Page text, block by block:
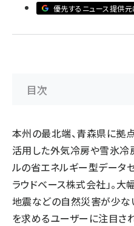
abc123 (1376)
優先するニュース提供
目次
本州の最北端、青森県に拠
活用した外気冷房や雪氷冷
ルの省エネルギー型データ
ラウドベース株式会社」。
地震などの自然災害が少な
を求めるユーザーに注目さ